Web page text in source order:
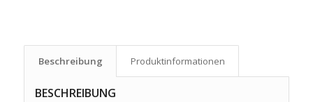
Beschreibung Produkt­informationen
BESCHREIBUNG